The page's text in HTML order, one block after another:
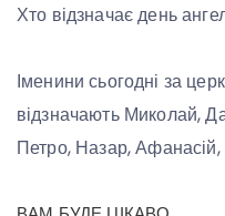
Хто відзначає день
Іменини сьогодні за
відзначають Миколай,
Петро, Назар, Афанасій,